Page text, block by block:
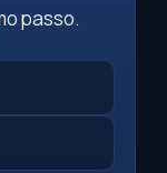
passo.